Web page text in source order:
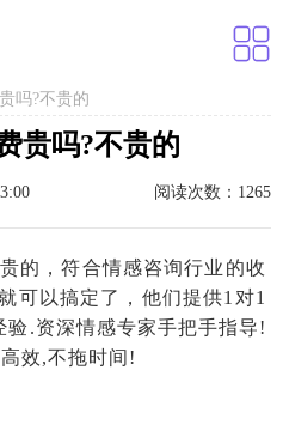
吗?不贵的
贵吗?不贵的
阅读次数：1265
的，符合情感咨询行业的收
可以搞定了，他们提供1对1
验.资深情感专家手把手指导!
效,不拖时间!